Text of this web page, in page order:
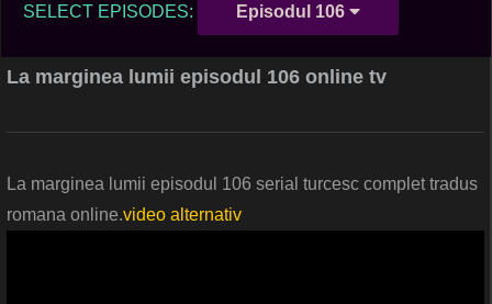
SELECT EPISODES: Episodul 106
La marginea lumii episodul 106 online tv
La marginea lumii episodul 106 serial turcesc complet tradus
romana online.video alternativ